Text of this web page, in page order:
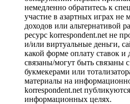
немедленно обратитесь к
участие в азартных играх не
доходов или альтернативой
ресурс korrespondent.net не
и/или виртуальные деньги,
какой форме оплату ставок и
связаны/могут быть связаны
букмекерами или
материалы на
korrespondent.net
информационных целях.